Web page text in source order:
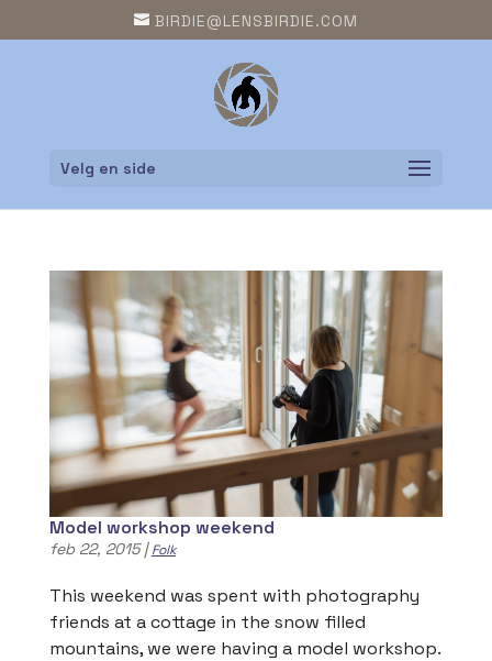
BIRDIE@LENSBIRDIE.COM
Velg en side
Model workshop weekend
feb 22, 2015|Folk
This weekend was spent with photography
friends at a cottage in the snow filled
mountains, we were having a model workshop.